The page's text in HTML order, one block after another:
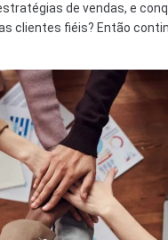
de vendas, e
clientes fiéis? Então